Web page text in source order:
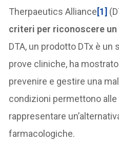
Therpaeutics Alliance[1]
criteri per riconoscere un
DTA, un prodotto DTx è
prove cliniche, ha
prevenire e gestire una
condizioni permettono alle
rappresentare
farmacologiche.